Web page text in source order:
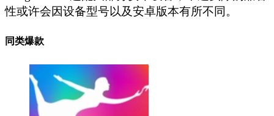
性或许会因设备型号以及安卓版本有所不同。
同类爆款